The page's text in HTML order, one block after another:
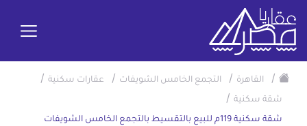
/ القاهرة / التجمع الخامس الشويفات / عقارات سكنية /
شقة سكنية /
شقة سكنية 119م للبيع بالتقسيط بالتجمع الخامس الشويفات